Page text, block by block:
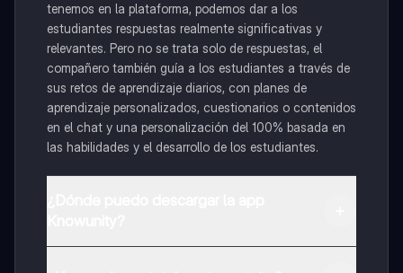
tenemos en la plataforma, podemos dar a los
estudiantes respuestas realmente significativas y
relevantes. Pero no se trata solo de respuestas, el
compañero también guía a los estudiantes a través de
sus retos de aprendizaje diarios, con planes de
aprendizaje personalizados, cuestionarios o contenidos
en el chat y una personalización del 100% basada en
las habilidades y el desarrollo de los estudiantes.